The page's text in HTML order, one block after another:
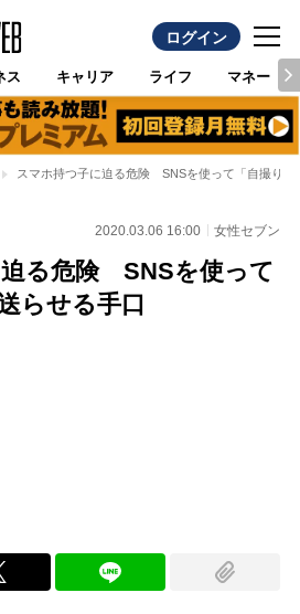
ログイン
ス キャリア ライフ マネー
スマホ持つ子に迫る危険 SNSを使って「自撮り写
2020.03.06 16:00 女性セブン
る危険 SNSを使って
らせる手口